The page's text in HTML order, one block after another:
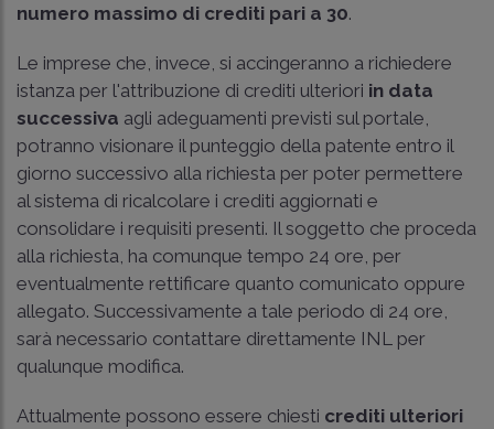
numero massimo di crediti pari a 30.
Le imprese che, invece, si accingeranno a richiedere
istanza per l'attribuzione di crediti ulteriori in data
successiva agli adeguamenti previsti sul portale,
potranno visionare il punteggio della patente entro il
giorno successivo alla richiesta per poter permettere
al sistema di ricalcolare i crediti aggiornati e
consolidare i requisiti presenti. Il soggetto che proceda
alla richiesta, ha comunque tempo 24 ore, per
eventualmente rettificare quanto comunicato oppure
allegato. Successivamente a tale periodo di 24 ore,
sarà necessario contattare direttamente INL per
qualunque modifica.
Attualmente possono essere chiesti crediti ulteriori